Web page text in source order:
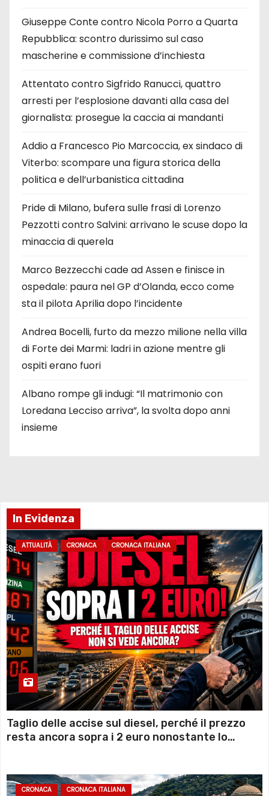
Giuseppe Conte contro Nicola Porro a Quarta
Repubblica: scontro durissimo sul caso
mascherine e commissione d’inchiesta
Attentato contro Sigfrido Ranucci, quattro
arresti per l’esplosione davanti alla casa del
giornalista: prosegue la caccia ai mandanti
Addio a Francesco Pio Marcoccia, ex sindaco di
Viterbo: scompare una figura storica della
politica e dell’urbanistica cittadina
Pride di Milano, bufera sulle frasi di Lorenzo
Pezzotti contro Salvini: arrivano le scuse dopo la
minaccia di querela
Marco Bezzecchi cade ad Assen e finisce in
ospedale: paura nel GP d’Olanda, ecco come
sta il pilota Aprilia dopo l’incidente
Andrea Bocelli, furto da mezzo milione nella villa
di Forte dei Marmi: ladri in azione mentre gli
ospiti erano fuori
Albano rompe gli indugi: “Il matrimonio con
Loredana Lecciso arriva”, la svolta dopo anni
insieme
In Evidenza
ATTUALITÀ CRONACA CRONACA ITALIANA
Taglio delle accise sul diesel, perché il prezzo
resta ancora sopra i 2 euro nonostante lo
CRONACA CRONACA ITALIANA